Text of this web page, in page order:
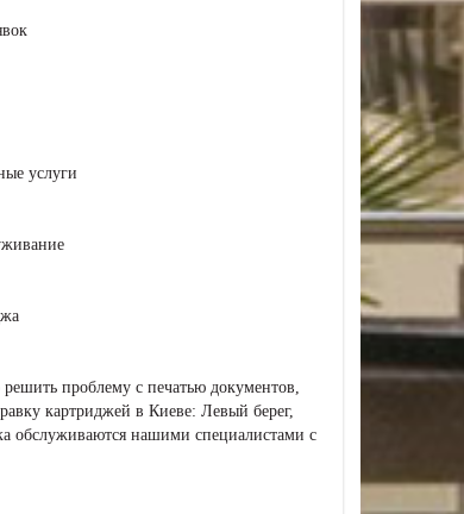
услуги
проблему с печатью документов,
картриджей в Киеве: Левый берег,
обслуживаются нашими специалистами с